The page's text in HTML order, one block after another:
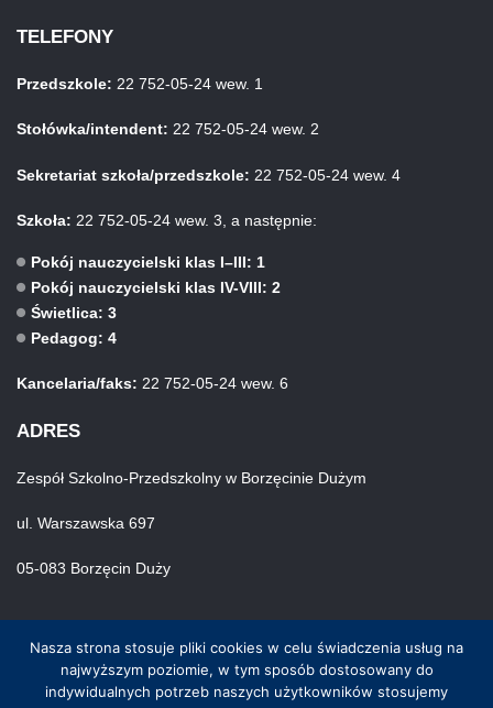
TELEFONY
Przedszkole: 22 752-05-24 wew. 1
Stołówka/intendent: 22 752-05-24 wew. 2
Sekretariat szkoła/przedszkole: 22 752-05-24 wew. 4
Szkoła: 22 752-05-24 wew. 3, a następnie:
Pokój nauczycielski klas I–III: 1
Pokój nauczycielski klas IV-VIII: 2
Świetlica: 3
Pedagog: 4
Kancelaria/faks: 22 752-05-24 wew. 6
ADRES
Zespół Szkolno-Przedszkolny w Borzęcinie Dużym
ul. Warszawska 697
05-083 Borzęcin Duży
Nasza strona stosuje pliki cookies w celu świadczenia usług na
najwyższym poziomie, w tym sposób dostosowany do
indywidualnych potrzeb naszych użytkowników stosujemy